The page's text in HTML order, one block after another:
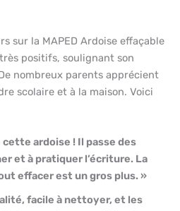
sur la MAPED Ardoise effaçable
positifs, soulignant son
nombreux parents apprécient
scolaire et à la maison. Voici
cette ardoise ! Il passe des
et à pratiquer l’écriture. La
effacer est un gros plus. »
facile à nettoyer, et les